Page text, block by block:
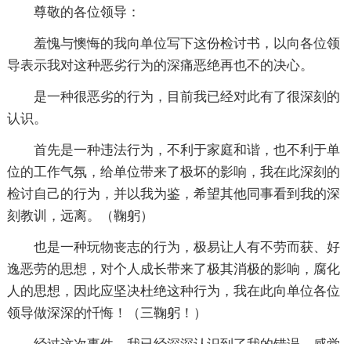
尊敬的各位领导：
羞愧与懊悔的我向单位写下这份检讨书，以向各位领
导表示我对这种恶劣行为的深痛恶绝再也不的决心。
是一种很恶劣的行为，目前我已经对此有了很深刻的
认识。
首先是一种违法行为，不利于家庭和谐，也不利于单
位的工作气氛，给单位带来了极坏的影响，我在此深刻的
检讨自己的行为，并以我为鉴，希望其他同事看到我的深
刻教训，远离。（鞠躬）
也是一种玩物丧志的行为，极易让人有不劳而获、好
逸恶劳的思想，对个人成长带来了极其消极的影响，腐化
人的思想，因此应坚决杜绝这种行为，我在此向单位各位
领导做深深的忏悔！（三鞠躬！）